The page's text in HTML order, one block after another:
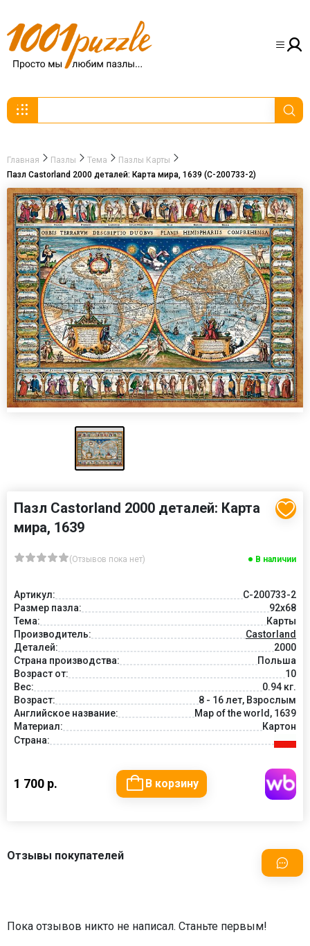
Главная Пазлы Тема
Пазлы Карты
Пазл Castorland 2000 деталей: Карта мира, 1639 (C-200733-2)
Пазл Castorland 2000 деталей: Карта
мира, 1639
(Отзывов пока нет) В наличии
Артикул:
C-200733-2
Размер пазла:
92x68
Тема:
Карты
Производитель:
Castorland
Деталей:
2000
Страна производства:
Польша
Возраст от:
10
Вес:
0.94 кг.
Возраст:
8 - 16 лет, Взрослым
Английское название:
Map of the world, 1639
Материал:
Картон
Страна:
1 700 р. В корзину
Отзывы покупателей
Пока отзывов никто не написал. Станьте первым!